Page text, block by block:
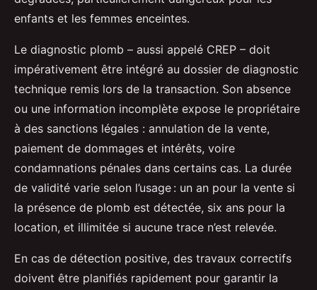
enfants et les femmes enceintes.
Le diagnostic plomb – aussi appelé CREP – doit
impérativement être intégré au dossier de diagnostic
technique remis lors de la transaction. Son absence
ou une information incomplète expose le propriétaire
à des sanctions légales : annulation de la vente,
paiement de dommages et intérêts, voire
condamnations pénales dans certains cas. La durée
de validité varie selon l’usage : un an pour la vente si
la présence de plomb est détectée, six ans pour la
location, et illimitée si aucune trace n’est relevée.
En cas de détection positive, des travaux correctifs
doivent être planifiés rapidement pour garantir la